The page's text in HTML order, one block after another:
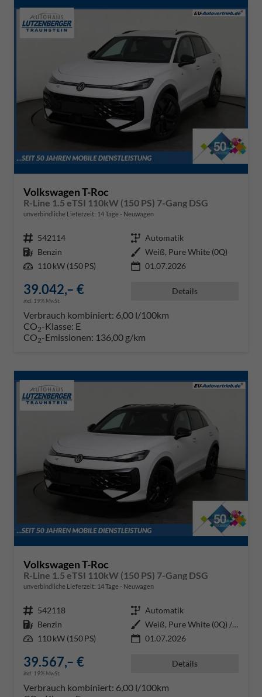
Volkswagen T-Roc
R-Line 1.5 eTSI 110kW (150 PS) 7-Gang DSG
unverbindliche Lieferzeit: 14 Tage Neuwagen
Fahrzeugnr. 542114 Getriebe Automatik
Kraftstoff Benzin Außenfarbe Weiß, Pure White (0Q)
Leistung 110 kW (150 PS) 01.07.2026
39.042,– €
incl. 19% MwSt.
Details
Verbrauch kombiniert: 6,00 l/100km
CO2-Klasse: E
CO2-Emissionen: 136,00 g/km
Volkswagen T-Roc
R-Line 1.5 eTSI 110kW (150 PS) 7-Gang DSG
unverbindliche Lieferzeit: 14 Tage Neuwagen
Fahrzeugnr. 542118 Getriebe Automatik
Kraftstoff Benzin Außenfarbe
Weiß, Pure White (0Q) / Dach Sc
Leistung 110 kW (150 PS) 01.07.2026
39.567,– €
incl. 19% MwSt.
Details
Verbrauch kombiniert: 6,00 l/100km